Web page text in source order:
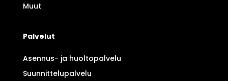
Muut
Palvelut
Asennus- ja huoltopalvelu
Suunnittelupalvelu